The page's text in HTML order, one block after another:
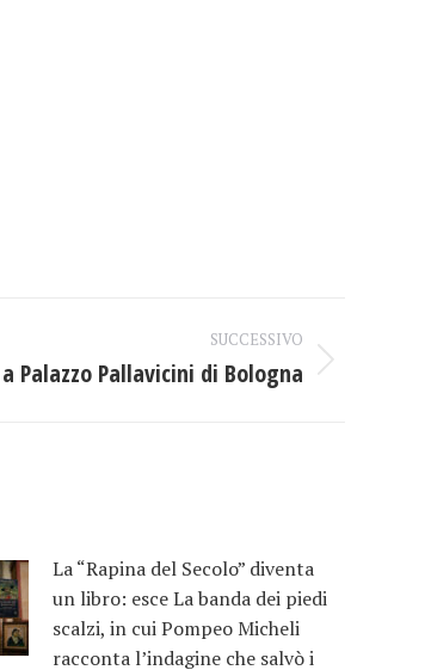
SUCCESSIVO
Palazzo Pallavicini di Bologna
La “Rapina del Secolo” diventa
un libro: esce La banda dei piedi
scalzi, in cui Pompeo Micheli
racconta l’indagine che salvò i